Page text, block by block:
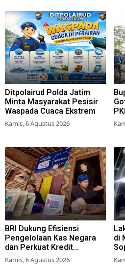
Ditpolairud Polda Jatim
Minta Masyarakat Pesisir
Waspada Cuaca Ekstrem
Kamis, 6 Agustus 2026
BRI Dukung Efisiensi
Pengelolaan Kas Negara
dan Perkuat Kredit
Berkualitas demi Dongkrak
Kamis, 6 Agustus 2026
di